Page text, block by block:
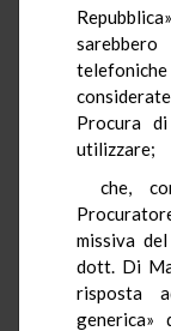
Procura
utilizzare;
che,
missiva
dott. Di
risposta